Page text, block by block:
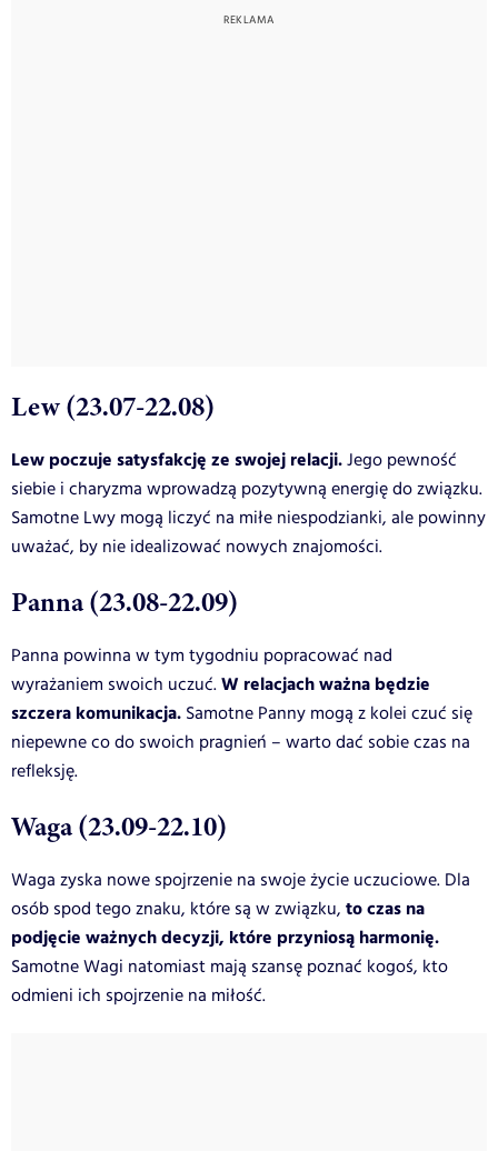
Lew (23.07-22.08)
Lew poczuje satysfakcję ze swojej relacji.Jego pewność
siebie i charyzma wprowadzą pozytywną energię do związku.
Samotne Lwy mogą liczyć na miłe niespodzianki, ale powinny
uważać, by nie idealizować nowych znajomości.
Panna (23.08-22.09)
Panna powinna w tym tygodniu popracować nad
wyrażaniem swoich uczuć.W relacjach ważna będzie
szczera komunikacja. Samotne Panny mogą z kolei czuć się
niepewne co do swoich pragnień – warto dać sobie czas na
refleksję.
Waga (23.09-22.10)
Waga zyska nowe spojrzenie na swoje życie uczuciowe. Dla
osób spod tego znaku, które są w związku, to czas na
podjęcie ważnych decyzji, które przyniosą harmonię.
Samotne Wagi natomiast mają szansę poznać kogoś, kto
odmieni ich spojrzenie na miłość.